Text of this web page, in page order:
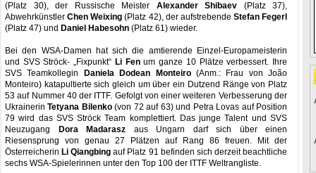
(Platz 30), der Russische Meister Alexander Shibaev (Platz 37),
AbwehrkünstlerChen Weixing (Platz 42), der aufstrebende Stefan Fegerl
(Platz 47) und Daniel Habesohn (Platz 61) wieder.
Bei den WSA-Damen hat sich die amtierende Einzel-Europameisterin
und SVS Ströck- „Fixpunkt“ Li Fenum ganze 10 Plätze verbessert. Ihre
SVS Teamkollegin
Daniela Dodean Monteiro(Anm.: Frau von João
Monteiro) katapultierte sich gleich um über ein Dutzend Ränge von Platz
53 auf Nummer 40 der ITTF. Gefolgt von einer weiteren Verbesserung der
UkrainerinTetyana Bilenko(von 72 auf 63) und Petra Lovas auf Position
79 wird das SVS Ströck Team komplettiert. Das junge Talent und SVS
Neuzugang
Dora Madarasz aus Ungarn darf sich über einen
Riesensprung von genau 27 Plätzen auf Rang 86 freuen. Mit der
Österreicherin Li Qiangbing auf Platz 91 befinden sich derzeit beachtliche
sechs WSA-Spielerinnen unter den Top 100 der ITTF Weltrangliste.